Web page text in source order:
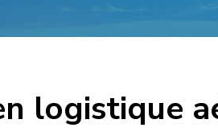
logistique